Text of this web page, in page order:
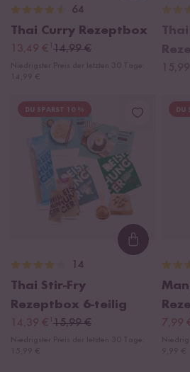
64
Thai Curry Rezeptbox
13,49 € ¹14,99 €
DU SPARST 10 %
Loading...
14
Thai Stir-Fry
Rezeptbox 6-teilig
14,39 € ¹15,99 €
DU
7,99